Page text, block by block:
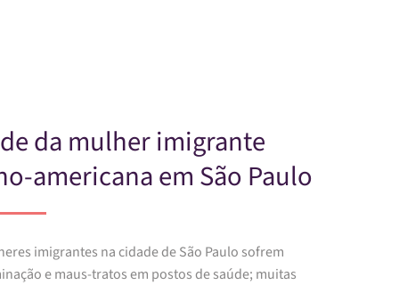
da mulher imigrante
americana em São Paulo
imigrantes na cidade de São Paulo sofrem
e maus-tratos em postos de saúde; muitas